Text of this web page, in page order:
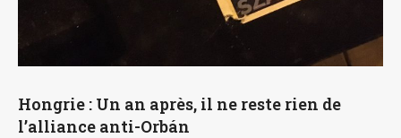
Hongrie : Un an après, il ne reste rien de
l’alliance anti-Orbán